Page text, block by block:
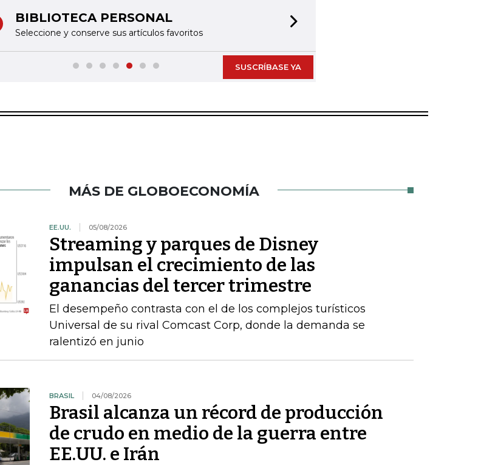
BIBLIOTECA PERSONAL
Seleccione y conserve sus artículos favoritos
SUSCRÍBASE YA
MÁS DE GLOBOECONOMÍA
EE.UU. 05/08/2026
Streaming y parques de Disney
impulsan el crecimiento de las
ganancias del tercer trimestre
El desempeño contrasta con el de los complejos turísticos
Universal de su rival Comcast Corp, donde la demanda se
ralentizó en junio
BRASIL 04/08/2026
Brasil alcanza un récord de producción
de crudo en medio de la guerra entre
EE.UU. e Irán